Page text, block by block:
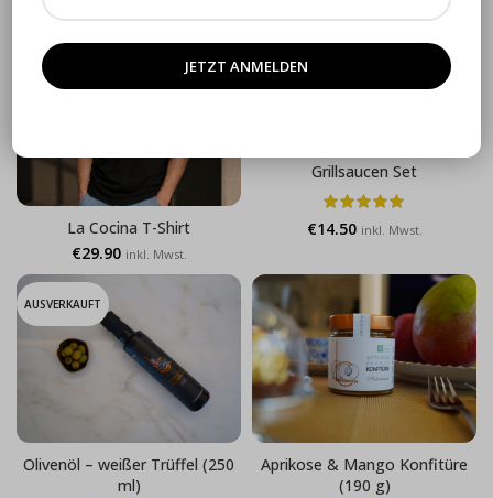
€14.90€12.90.
La Cocina T-Shirt
€29.90 inkl. Mwst.
Grillsaucen Set
€14.50 inkl. Mwst.
AUSVERKAUFT
Olivenöl – weißer Trüffel (250
ml)
Aprikose & Mango Konfitüre
(190 g)